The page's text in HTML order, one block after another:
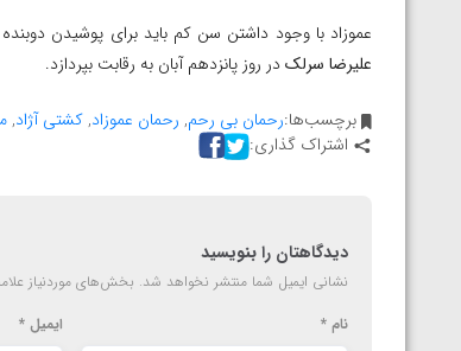
عموزاد با وجود داشتن سن کم باید برای پوشیدن دوبنده تیم
علیرضا سرلک در روز پانزدهم آبان به رقابت بپردازد.
برچسب‌ها:رحمان بی رحم, رحمان عموزاد,کشتی آژاد,
اشتراک گذاری:
دیدگاهتان را بنویسید
نشانی ایمیل شما منتشر نخواهد شد. بخش‌های موردنیاز
نام * ایمیل*
امین میرزازاده
ویدیو؛ باخت امین کاویانی نژاد مقابل
ارمنستان